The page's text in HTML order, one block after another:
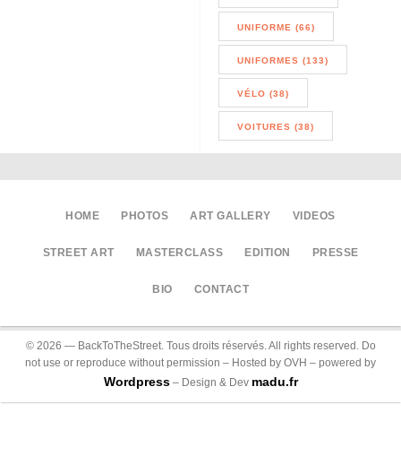
UNIFORME (66)
UNIFORMES (133)
VÉLO (38)
VOITURES (38)
HOME PHOTOS ART GALLERY VIDEOS
STREET ART MASTERCLASS EDITION PRESSE
BIO CONTACT
© 2026 — BackToTheStreet. Tous droits réservés. All rights reserved. Do
not use or reproduce without permission – Hosted by OVH – powered by
Wordpress– Design & Dev madu.fr